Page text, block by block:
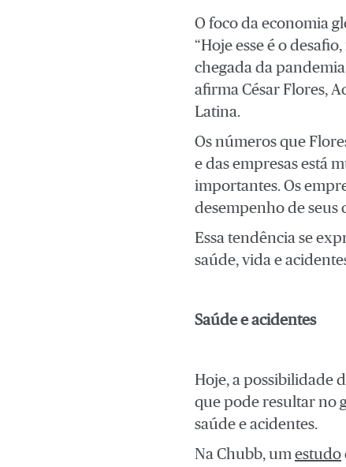
O foco da economia
“Hoje esse é o
chegada da
afirma César Flores,
Latina.
Os números que
e das empresas está
importantes. Os
desempenho de seus
Essa tendência se
saúde, vida e
Saúde e acidentes
Hoje, a possibilidade
que pode resultar no
saúde e acidentes.
Na Chubb, um estudo